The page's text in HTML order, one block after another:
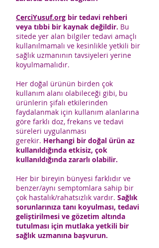
CerciYusuf.org bir tedavi rehberi
veya tıbbi bir kaynak değildir. Bu
sitede yer alan bilgiler tedavi amaçlı
kullanılmamalı ve kesinlikle yetkili bir
sağlık uzmanının tavsiyeleri yerine
koyulmamalıdır.
Her doğal ürünün birden çok
kullanım alanı olabileceği gibi, bu
ürünlerin şifalı etkilerinden
faydalanmak için kullanım alanlarına
göre farklı doz, frekans ve tedavi
süreleri uygulanması
gerekir. Herhangi bir doğal ürün az
kullanıldığında etkisiz, çok
kullanıldığında zararlı olabilir.
Her bir bireyin bünyesi farklıdır ve
benzer/aynı semptomlara sahip bir
çok hastalık/rahatsızlık vardır. Sağlık
sorunlarınıza tanı koyulması, tedavi
geliştirilmesi ve gözetim altında
tutulması için mutlaka yetkili bir
sağlık uzmanına başvurun.